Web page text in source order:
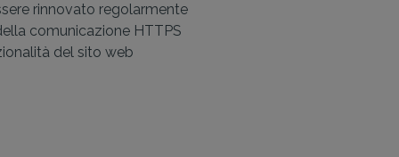
rinnovato regolarmente
comunicazione HTTPS
del sito web